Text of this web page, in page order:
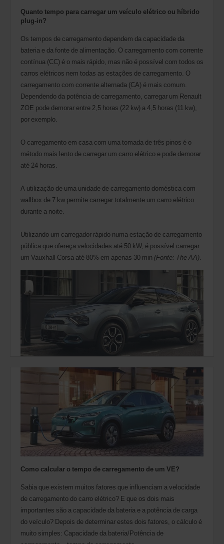
Quanto tempo para carregar um veículo elétrico ou híbrido
plug-in?
Os tempos de carregamento dependem da capacidade da
bateria e da fonte de alimentação. O carregamento com corrente
contínua (CC) é o mais rápido, mas não é possível com todos os
carros elétricos nem todas as estações de carregamento. O
carregamento com corrente alternada (CA) é mais comum.
Dependendo da potência de carregamento, carregar um Renault
ZOE pode demorar entre 2,5 horas (22 kw) a 4,5 horas (11 kw),
por exemplo.
O carregamento em casa com uma tomada de três pinos é o
método mais lento de carregar um carro elétrico e pode demorar
até 24 horas.
A utilização de uma unidade de carregamento doméstica com
wallbox de 7 kw permite carregar totalmente um carro elétrico
durante a noite.
Utilizando um carregador rápido numa estação de carregamento
pública que ofereça velocidades até 50 kW, é possível carregar
um Vauxhall Corsa até 80% em apenas 30 min (Fonte: The AA).
Como calcular o tempo de carregamento de um VE?
Sabia que existem muitos fatores que influenciam a velocidade
de carregamento do carro elétrico? E que os dois mais
importantes são a capacidade da bateria e a potência de carga
do veículo? Depois de determinar estes dois fatores, o cálculo é
muito simples: Capacidade da bateria/Potência de